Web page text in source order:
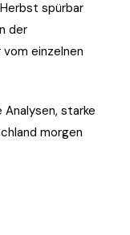
spürbar
der
einzelnen
starke
morgen